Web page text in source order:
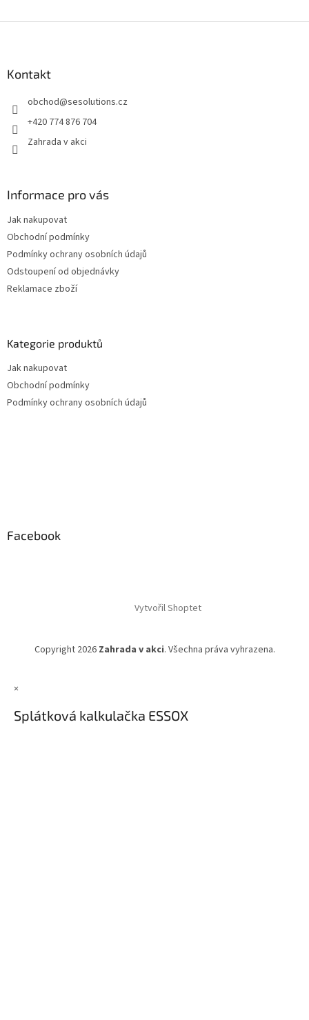
Kontakt
obchod@sesolutions.cz
+420 774 876 704
Zahrada v akci
Informace pro vás
Jak nakupovat
Obchodní podmínky
Podmínky ochrany osobních údajů
Odstoupení od objednávky
Reklamace zboží
Kategorie produktů
Jak nakupovat
Obchodní podmínky
Podmínky ochrany osobních údajů
Facebook
Vytvořil Shoptet
Copyright 2026 Zahrada v akci. Všechna práva vyhrazena.
×
Splátková kalkulačka ESSOX